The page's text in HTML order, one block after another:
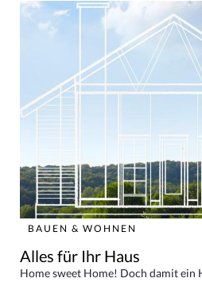
BAUEN & WOHNEN
Alles für Ihr Haus
Home sweet Home! Doch damit ein